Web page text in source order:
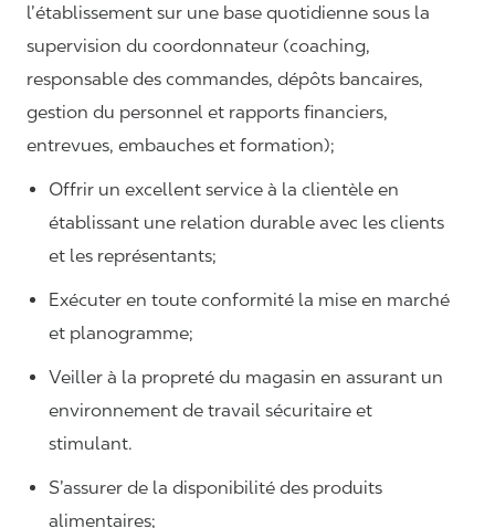
l’établissement sur une base quotidienne sous la
supervision du coordonnateur (coaching,
responsable des commandes, dépôts bancaires,
gestion du personnel et rapports financiers,
entrevues, embauches et formation);
Offrir un excellent service à la clientèle en
établissant une relation durable avec les clients
et les représentants;
Exécuter en toute conformité la mise en marché
et planogramme;
Veiller à la propreté du magasin en assurant un
environnement de travail sécuritaire et
stimulant.
S’assurer de la disponibilité des produits
alimentaires;